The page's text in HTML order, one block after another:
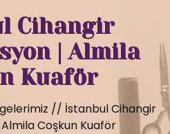
Cihangir
| Almila
Kuaför
// İstanbul Cihangir
Coşkun Kuaför